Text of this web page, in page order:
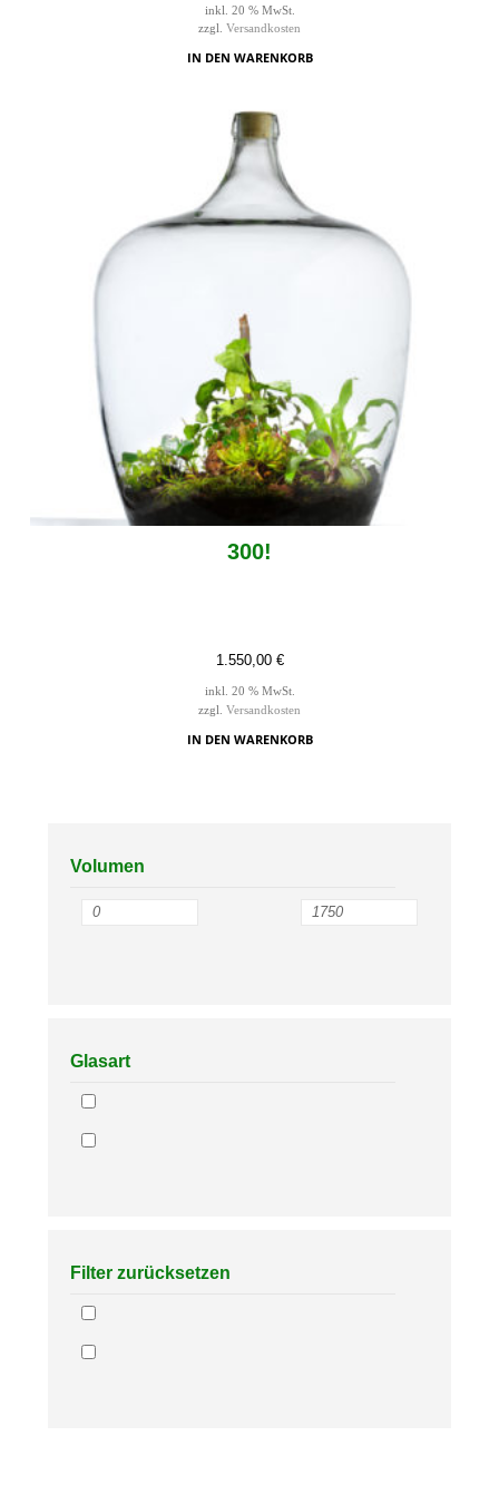
inkl. 20 % MwSt.
zzgl. Versandkosten
IN DEN WARENKORB
300!
1.550,00 €
inkl. 20 % MwSt.
zzgl. Versandkosten
IN DEN WARENKORB
Volumen
Glasart
Filter zurücksetzen